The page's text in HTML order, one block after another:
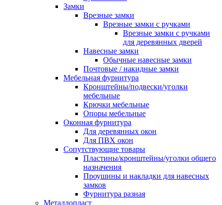
Замки
Врезные замки
Врезные замки с ручками
Врезные замки с ручками
для деревянных дверей
Навесные замки
Обычные навесные замки
Почтовые / накидные замки
Мебельная фурнитура
Кронштейны/подвески/уголки
мебельные
Крючки мебельные
Опоры мебельные
Оконная фурнитура
Для деревянных окон
Для ПВХ окон
Сопутствующие товары
Пластины/кронштейны/уголки общего
назначения
Проушины и накладки для навесных
замков
Фурнитура разная
Металлопласт